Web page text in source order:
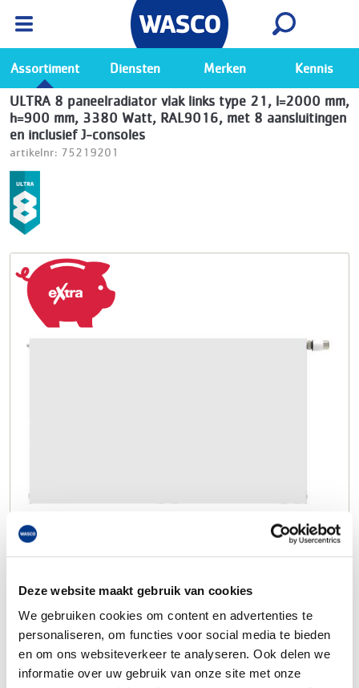
Deze website maakt gebruik van cookies
We gebruiken cookies om content en advertenties te
personaliseren, om functies voor social media te bieden
en om ons websiteverkeer te analyseren. Ook delen we
informatie over uw gebruik van onze site met onze
Ga naar de Wasco app
Bekijk
Assortiment Diensten Merken Kennis
ULTRA 8 paneelradiator vlak links type 21, l=2000 mm,
h=900 mm, 3380 Watt, RAL9016, met 8 aansluitingen
en inclusief J-consoles
artikelnr: 75219201